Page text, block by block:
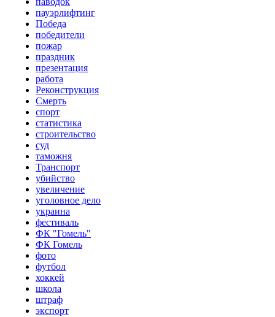
пауэрлифтинг
Победа
победители
пожар
праздник
презентация
работа
Реконструкция
Смерть
спорт
статистика
строительство
суд
таможня
Транспорт
убийство
увеличение
уголовное дело
украина
фестиваль
ФК "Гомель"
ФК Гомель
фото
футбол
хоккей
школа
штраф
экспорт